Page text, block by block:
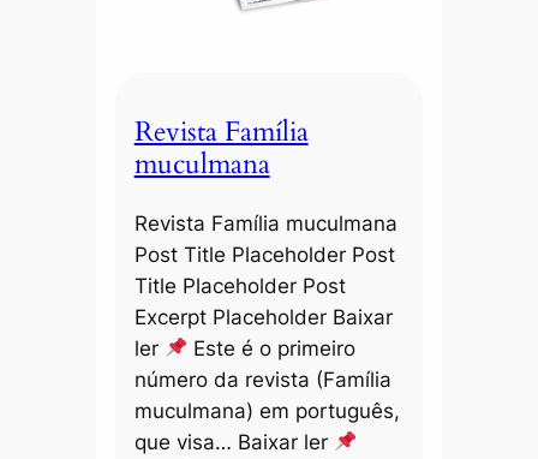
Revista Família
muculmana
Revista Família muculmana
Post Title Placeholder Post
Title Placeholder Post
Excerpt Placeholder Baixar
ler
Este é o primeiro
número da revista (Família
muculmana) em português,
que visa… Baixar ler